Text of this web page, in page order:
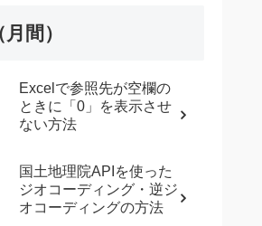
間）
Excelで参照先が空欄の
ときに「0」を表示させ
ない方法
国土地理院APIを使った
ジオコーディング・逆ジ
オコーディングの方法